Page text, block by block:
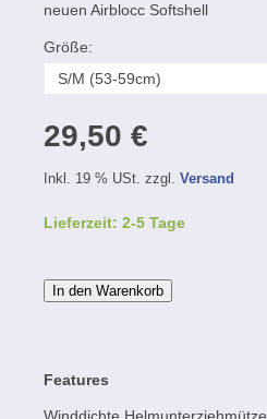
neuen Airblocc Softshell
Größe:
29,50 €
Inkl. 19 % USt. zzgl. Versand
Lieferzeit: 2-5 Tage
In den Warenkorb
Features